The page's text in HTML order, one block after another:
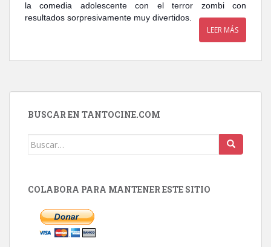
la comedia adolescente con el terror zombi con
resultados sorpresivamente muy divertidos.
LEER MÁS
BUSCAR EN TANTOCINE.COM
Buscar:
COLABORA PARA MANTENER ESTE SITIO